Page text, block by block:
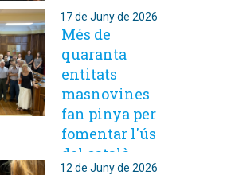
17 de Juny de 2026
Més de
quaranta
entitats
masnovines
fan pinya per
fomentar l'ús
del català
12 de Juny de 2026